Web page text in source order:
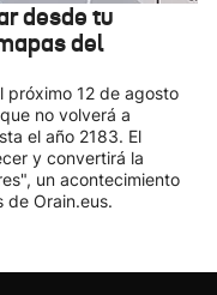
desde tu
del
próximo 12 de agosto
no volverá a
el año 2183. El
y convertirá la
un acontecimiento
Orain.eus.